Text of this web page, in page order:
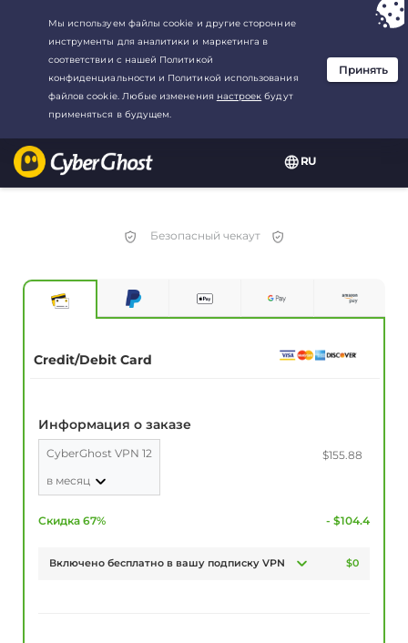
RU
Ваш выбор:Лучшая сделкадля3.3333333333333-год at$
месяц
Безопасный чекаут
Credit/Debit Card
Информация о заказе
CyberGhost VPN 12
в месяц
$155.88
Скидка 67% - $104.4
Включено бесплатно в вашу подписку VPN $0